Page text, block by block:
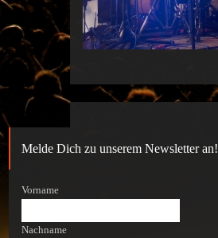
Melde Dich zu unserem Newsletter an!
Vorname
Nachname